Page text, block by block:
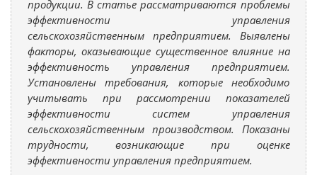
продукции. В статье рассматриваются проблемы
эффективности управления
сельскохозяйственным предприятием. Выявлены
факторы, оказывающие существенное влияние на
эффективность управления предприятием.
Установлены требования, которые необходимо
учитывать при рассмотрении показателей
эффективности систем управления
сельскохозяйственным производством. Показаны
трудности, возникающие при оценке
эффективности управления предприятием.